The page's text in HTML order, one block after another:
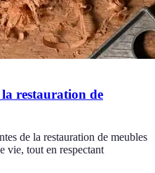
la restauration de
de la restauration de meubles
vie, tout en respectant